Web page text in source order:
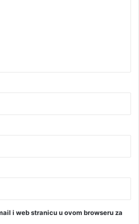
i web stranicu u ovom browseru za